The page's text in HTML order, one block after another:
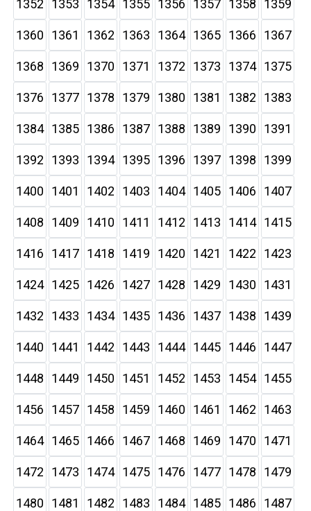
1352 1353 1354 1355 1356 1357 1358 1359
1360 1361 1362 1363 1364 1365 1366 1367
1368 1369 1370 1371 1372 1373 1374 1375
1376 1377 1378 1379 1380 1381 1382 1383
1384 1385 1386 1387 1388 1389 1390 1391
1392 1393 1394 1395 1396 1397 1398 1399
1400 1401 1402 1403 1404 1405 1406 1407
1408 1409 1410 1411 1412 1413 1414 1415
1416 1417 1418 1419 1420 1421 1422 1423
1424 1425 1426 1427 1428 1429 1430 1431
1432 1433 1434 1435 1436 1437 1438 1439
1440 1441 1442 1443 1444 1445 1446 1447
1448 1449 1450 1451 1452 1453 1454 1455
1456 1457 1458 1459 1460 1461 1462 1463
1464 1465 1466 1467 1468 1469 1470 1471
1472 1473 1474 1475 1476 1477 1478 1479
1480 1481 1482 1483 1484 1485 1486 1487